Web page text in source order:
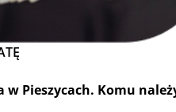
Pieszycach. Komu